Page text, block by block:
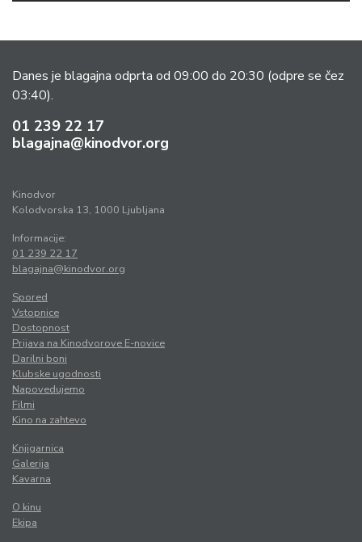
Danes je blagajna odprta od 09:00 do 20:30 (odpre se čez
03:40).
01 239 22 17
blagajna@kinodvor.org
Kinodvor
Kolodvorska 13, 1000 Ljubljana
Informacije:
01 239 22 17
blagajna@kinodvor.org
Spored
Vstopnice
Dostopnost
Prijava na Kinodvorove E-novice
Darilni boni
Klubske ugodnosti
Napovedujemo
Filmi
Kino na zahtevo
Knjigarnica
Galerija
Kavarna
O kinu
Ekipa